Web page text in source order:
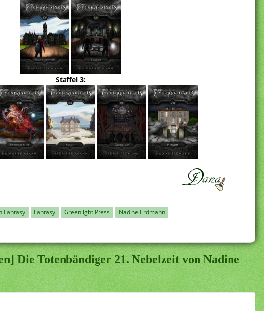
Staffel 3:
Fantasy Fantasy Greenlight Press Nadine Erdmann
Die Totenbändiger 21. Nebelzeit von Nadine